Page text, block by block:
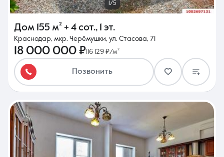
1/5
Дом 155 м² + 4 сот., 1 эт.
Краснодар, мкр. Черёмушки, ул. Стасова, 71
18 000 000 ₽ 116 129 ₽/м²
Позвонить